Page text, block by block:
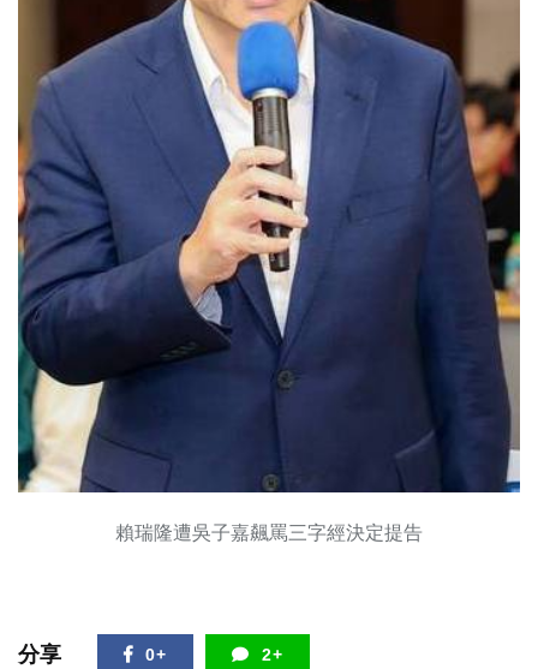
賴瑞隆遭吳子嘉飆罵三字經決定提告
分享 0+ 2+